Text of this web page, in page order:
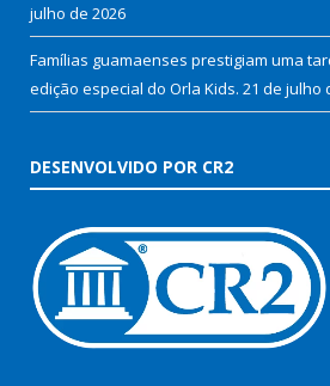
julho de 2026
Famílias guamaenses prestigiam uma
edição especial do Orla Kids. 21 de julho
DESENVOLVIDO POR CR2